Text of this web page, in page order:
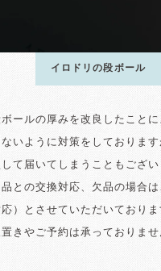
イロドリの段ボール
ールの厚みを改良したこと
いように対策をしておりま
て届いてしまうこともござ
との交換対応、欠品の場合
）とさせていただいており
きやご予約は承っておりま